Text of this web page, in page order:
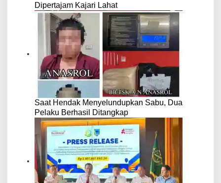
Dipertajam Kajari Lahat
Saat Hendak Menyelundupkan Sabu, Dua
Pelaku Berhasil Ditangkap